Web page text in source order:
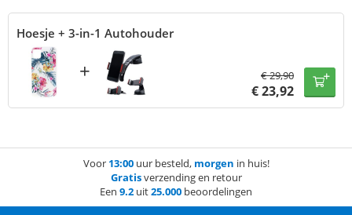
Hoesje + 3-in-1 Autohouder
+ €29,90
€23,92
Voor 13:00uur besteld, morgen in huis!
Gratisverzending en retour
Een 9.2 uit25.000 beoordelingen